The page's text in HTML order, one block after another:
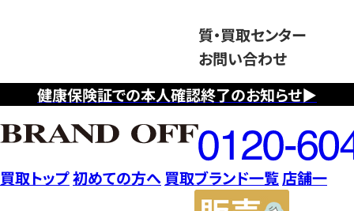
健康保険証での本人確認終了のお知らせ▶
質・買取センター
お問い合わせ
フ
リ
ー
ダ
イ
買取トップ初めての方へ 買取ブランド一覧店舗一